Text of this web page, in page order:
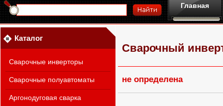
Главная
Каталог
Сварочные инверторы
Сварочные полуавтоматы
Аргонодуговая сварка
Сварочный
не определена